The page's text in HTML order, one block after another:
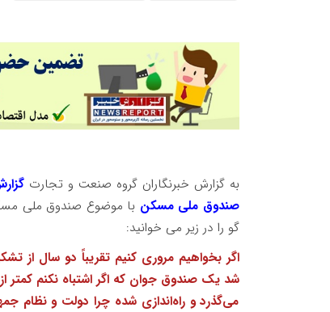
به گزارش خبرنگاران گروه صنعت و تجارت
صندوق ملی مسکن با موضوع صندوق ملی
گو را در زیر می خوانید:
اگر بخواهیم مروری کنیم تقریباً دو سال از
شد یک صندوق جوان که اگر اشتباه نکنم
می‌گذرد و راه‌اندازی شده چرا دولت و نظام